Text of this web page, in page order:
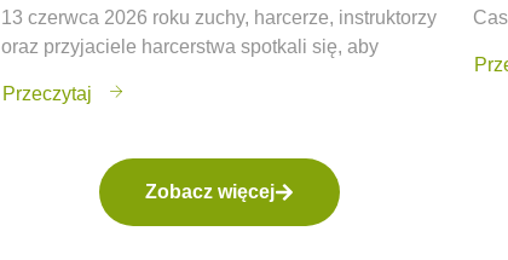
13 czerwca 2026 roku zuchy, harcerze, instruktorzy
oraz przyjaciele harcerstwa spotkali się, aby
Przeczytaj
Zobacz więcej